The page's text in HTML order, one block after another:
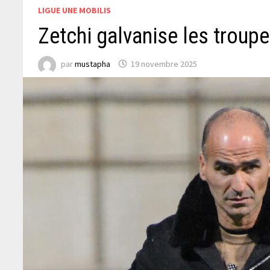
LIGUE UNE MOBILIS
Zetchi galvanise les
parmustapha 19 novembre 2025